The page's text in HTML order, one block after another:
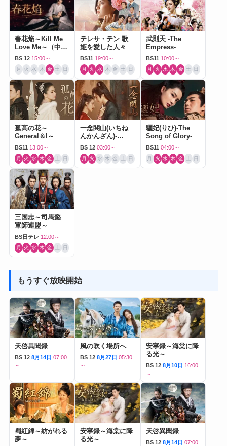
春花焔～Kill Me
Love Me～（中国
ドラマ）
BS 12 15:00～
月 火 水 木 金 土 日
テレサ・テン 歌
姫を愛した人々
BS11 19:00～
月 火 水 木 金 土 日
武則天 -The
Empress-
BS11 10:00～
月 火 水 木 金 土 日
孤高の花～
General＆I～
BS11 13:00～
月 火 水 木 金 土 日
一念関山(いちね
んかんざん)-
Journey to Love-
BS 12 03:00～
月 火 水 木 金 土 日
驪妃(りひ)-The
Song of Glory-
BS11 04:00～
月 火 水 木 金 土 日
三国志～司馬懿
軍師連盟～
BS日テレ 12:00～
月 火 水 木 金 土 日
もうすぐ放映開始
天啓異聞録
BS 12 8月14日 07:00
～
風の吹く場所へ
BS 12 8月27日 05:30
～
安寧録～海棠に降
る光～
BS 12 8月10日 16:00
～
蜀紅錦～紡がれる
夢～
安寧録～海棠に降
る光～
天啓異聞録
BS 12 8月14日 07:00